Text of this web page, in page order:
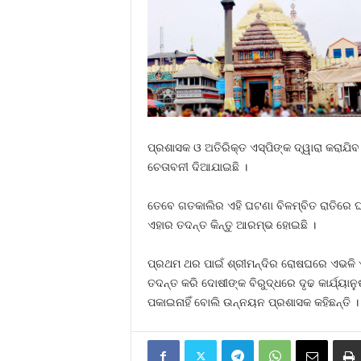
ପ୍ରଶାସକ ଓ ଅତିରିକ୍ତ ଏସ୍‍ପିଙ୍କ ଦ୍ୱାରା କରାଯିବ
ଚେତାବନୀ ଦିଆଯାଇଛି ।
ତେବେ ଗତକାଲିର ଏହି ଘଟଣା ବିଳମ୍ବିତ ରାତିରେ
ଏହାର ତଦନ୍ତ କିନ୍ତୁ ଆରମ୍ଭ ହୋଇଛି ।
ପ୍ରଥମ ଥର ପାଇଁ ଶ୍ରୀମନ୍ଦିର ରୋଷଘରେ ଏଭଳି
ତଦନ୍ତ କରି ଦୋଷୀଙ୍କ ବିରୁଦ୍ଧରେ ଦୃଢ
ପକାଇନାହିଁ ବୋଲି ଉନ୍ନୟନ ପ୍ରଶାସକ କହିଛନ୍ତି ।